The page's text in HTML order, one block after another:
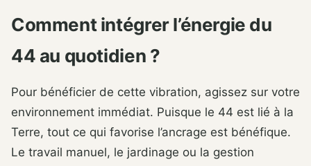
Comment intégrer l’énergie du
44 au quotidien ?
Pour bénéficier de cette vibration, agissez sur votre
environnement immédiat. Puisque le 44 est lié à la
Terre, tout ce qui favorise l’ancrage est bénéfique.
Le travail manuel, le jardinage ou la gestion